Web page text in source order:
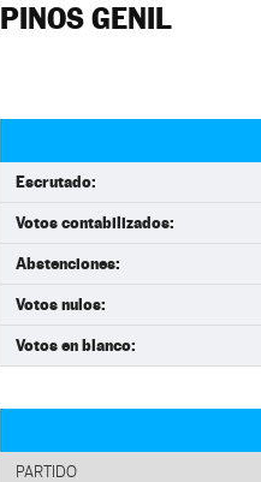
PINOS GENIL
Escrutado:
Votos contabilizados:
Abstenciones:
Votos nulos:
Votos en blanco:
PARTIDO